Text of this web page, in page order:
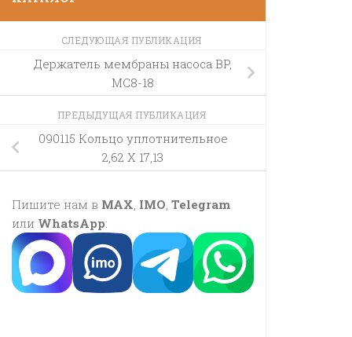
СЛЕДУЮЩАЯ ПУБЛИКАЦИЯ
Держатель мембраны насоса BP,
MC8-18
ПРЕДЫДУЩАЯ ПУБЛИКАЦИЯ
090115 Кольцо уплотнительное
2,62 X 17,13
Пишите нам в MAX IMO Telegram
или WhatsApp: